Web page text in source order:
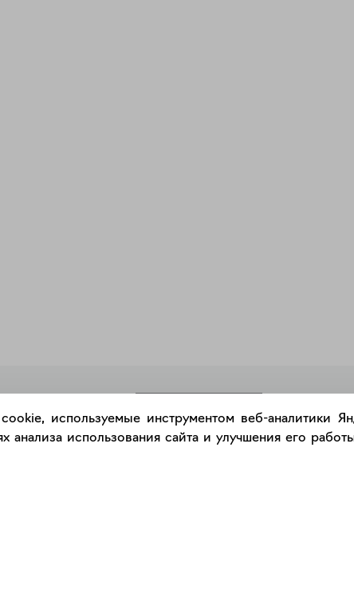
используемые инструментом веб-аналитики
использования сайта и улучшения его